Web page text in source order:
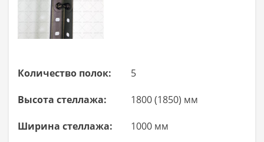
Количество полок: 5
Высота стеллажа: 1800 (1850) мм
Ширина стеллажа: 1000 мм